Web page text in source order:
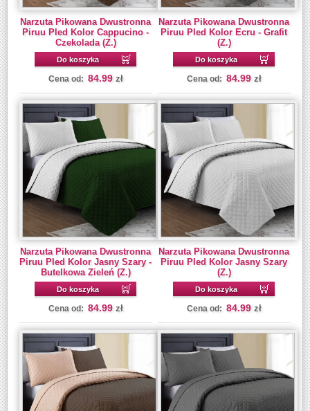
Narzuta Pikowana Dwustronna
Piruu Pled Kolor Cappucino -
Czekolada (Z.)
Do koszyka
Cena od: 84.99 zł
Narzuta Pikowana Dwustronna
Piruu Pled Kolor Ecru - Grafit
(Z.)
Do koszyka
Cena od: 84.99 zł
Narzuta Pikowana Dwustronna
Piruu Pled Kolor Jasny Szary -
Butelkowa Zieleń (Z.)
Do koszyka
Cena od: 84.99 zł
Narzuta Pikowana Dwustronna
Piruu Pled Kolor Jasny Szary
(Z.)
Do koszyka
Cena od: 84.99 zł